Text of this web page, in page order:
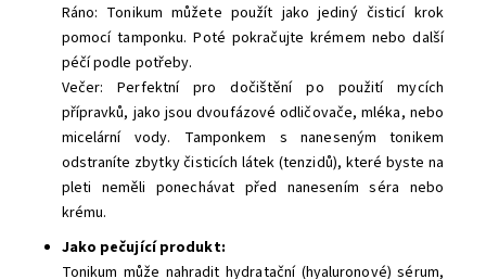
Ráno: Tonikum můžete použít jako jediný čisticí krok
pomocí tamponku. Poté pokračujte krémem nebo další
péčí podle potřeby.
Večer: Perfektní pro dočištění po použití mycích
přípravků, jako jsou dvoufázové odličovače, mléka, nebo
micelární vody. Tamponkem s naneseným tonikem
odstraníte zbytky čisticích látek (tenzidů), které byste na
pleti neměli ponechávat před nanesením séra nebo
krému.
Jako pečující produkt:
Tonikum může nahradit hydratační (hyaluronové) sérum,